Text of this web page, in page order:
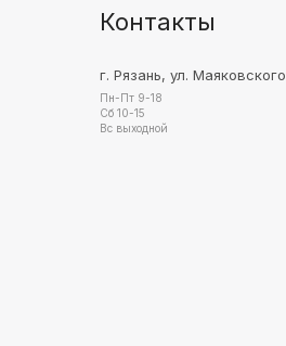
Контакты
г. Рязань, ул.
Пн-Пт 9-18
Сб 10-15
Вс выходной